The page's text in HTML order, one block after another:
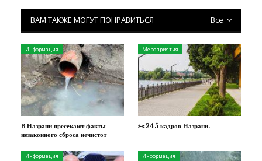
Все
ВАМ ТАКЖЕ МОГУТ ПОНРАВИТЬСЯ
Информация
В Назрани пресекают факты
незаконного сброса нечистот
Мероприятия
✂️245 кадров Назрани.
Информация Информация